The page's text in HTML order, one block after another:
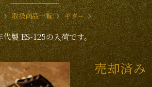
取扱商品一覧 ギター
代製 ES-125の入荷です。
売却済み